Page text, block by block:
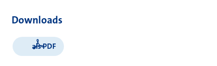
Downloads
als PDF